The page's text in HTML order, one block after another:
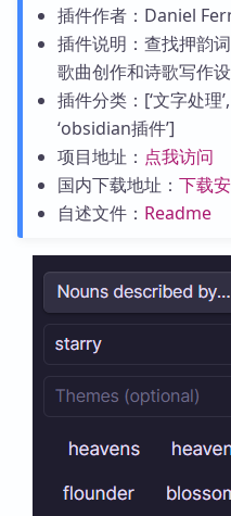
插件作者：Daniel
插件说明：查找押韵
歌曲创作和诗歌写作设
插件分类：[‘文字处理’,
‘obsidian插件’]
项目地址： 点我访问
国内下载地址： 下载
自述文件： Readme